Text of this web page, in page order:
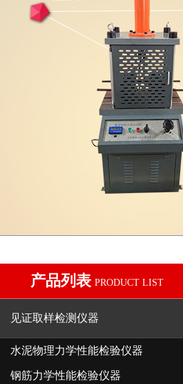
产品列表 PRODUCT LIST
见证取样检测仪器
水泥物理力学性能检验仪器
钢筋力学性能检验仪器